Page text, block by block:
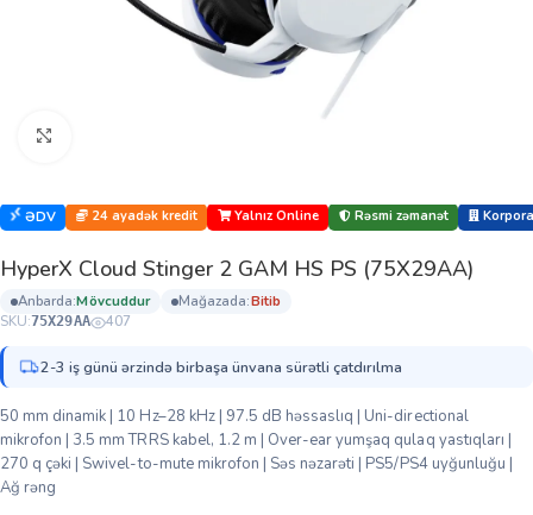
ƏDV 24 ayadək kredit Yalnız Online Rəsmi zəmanət
HyperX Cloud Stinger 2 GAM HS PS (75X29AA)
anbarda: mövcuddur mağazada:
bi̇ti̇b
SKU:75X29AA 407
2-3 iş günü ərzində birbaşa ünvana sürətli çatdırılma
50 mm dinamik | 10 Hz–28 kHz | 97.5 dB həssaslıq | Uni-directional
mikrofon | 3.5 mm TRRS kabel, 1.2 m | Over-ear yumşaq qulaq yastıqları |
270 q çəki | Swivel-to-mute mikrofon | Səs nəzarəti | PS5/PS4 uyğunluğu |
Ağ rəng